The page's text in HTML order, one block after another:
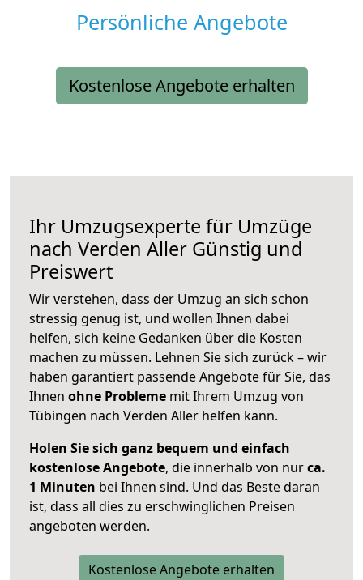
Persönliche Angebote
Kostenlose Angebote erhalten
Ihr Umzugsexperte für Umzüge
nach Verden Aller Günstig und
Preiswert
Wir verstehen, dass der Umzug an sich schon
stressig genug ist, und wollen Ihnen dabei
helfen, sich keine Gedanken über die Kosten
machen zu müssen. Lehnen Sie sich zurück – wir
haben garantiert passende Angebote für Sie, das
Ihnen ohne Probleme mit Ihrem Umzug von
Tübingen nach Verden Aller helfen kann.
Holen Sie sich ganz bequem und einfach
kostenlose Angebote, die innerhalb von nurca.
1 Minuten bei Ihnen sind. Und das Beste daran
ist, dass all dies zu erschwinglichen Preisen
angeboten werden.
Kostenlose Angebote erhalten